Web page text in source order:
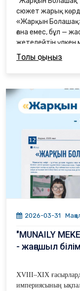
сюжет жарық
«Жарқын Болашақ»
ғана емес, бұл —
жетелейтін үлкен
Толық оқыңыз
2026-03-31
"MUNAILY
- жаңашыл
XVIII–XIX
империясының